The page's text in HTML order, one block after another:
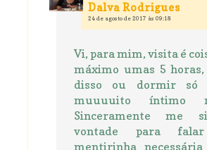
Dalva Rodrigues
24 de agosto de 2017 às 09:18
Vi, para mim, visita é
máximo umas 5 horas,
disso ou dormir só
muuuuito íntimo
Sinceramente me
vontade para
mentirinha necessária